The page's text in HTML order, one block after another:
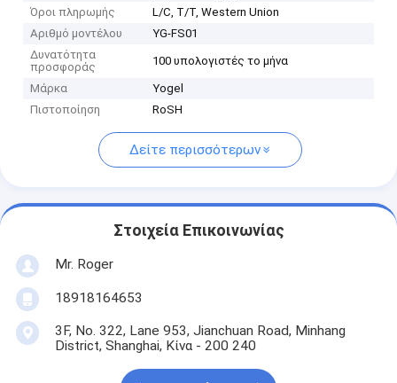
Όροι πληρωμής
L/C, T/T, Western Union
Αριθμό μοντέλου
YG-FS01
Δυνατότητα
προσφοράς
100 υπολογιστές το μήνα
Μάρκα
Yogel
Πιστοποίηση
RoSH
Δείτε περισσότερων
Στοιχεία Επικοινωνίας
Mr. Roger
18918164653
3F, No. 322, Lane 953, Jianchuan Road, Minhang
District, Shanghai, Κίνα - 200 240